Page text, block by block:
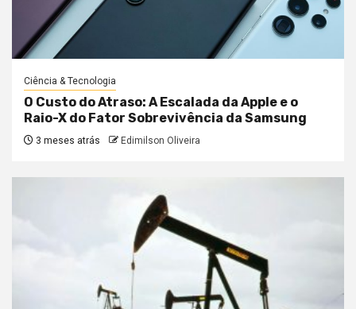
Ciência & Tecnologia
O Custo do Atraso: A Escalada da Apple e o
Raio-X do Fator Sobrevivência da Samsung
3 meses atrás Edimilson Oliveira